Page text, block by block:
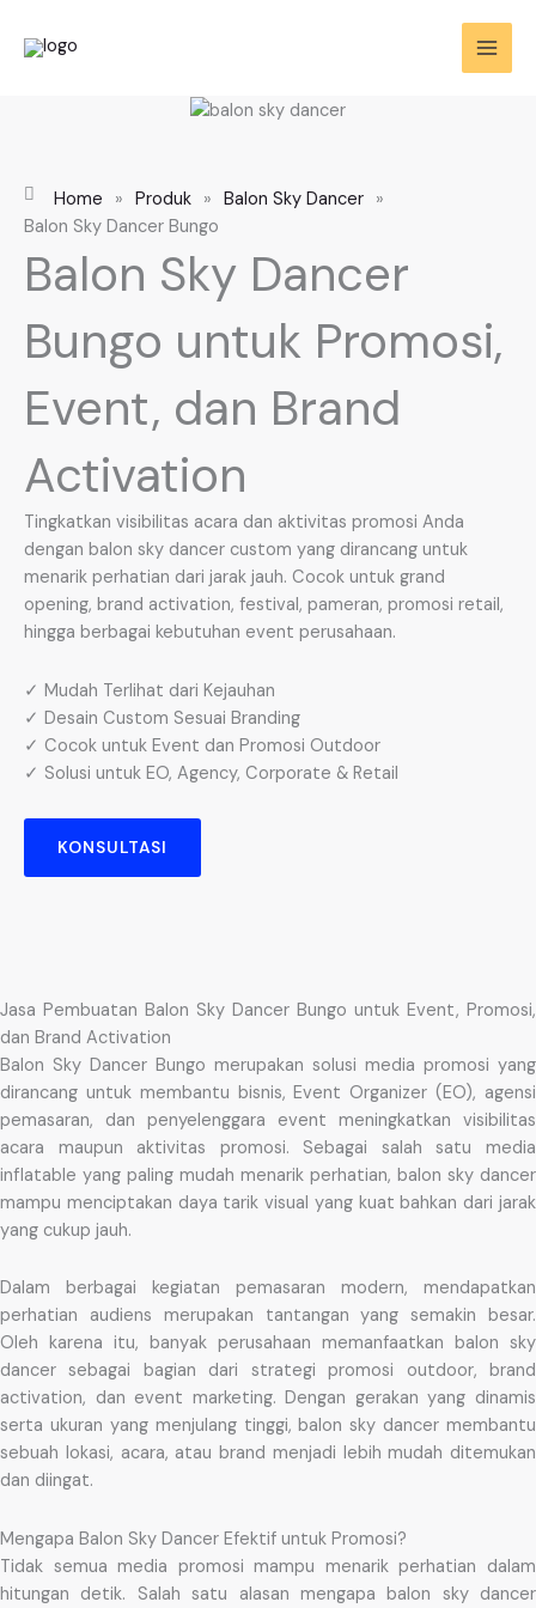
Home » Produk » Balon Sky Dancer
»
Balon Sky Dancer Bungo
Balon Sky Dancer
Bungo untuk Promosi,
Event, dan Brand
Activation
Tingkatkan visibilitas acara dan aktivitas promosi Anda
dengan balon sky dancer custom yang dirancang untuk
menarik perhatian dari jarak jauh. Cocok untuk grand
opening, brand activation, festival, pameran, promosi retail,
hingga berbagai kebutuhan event perusahaan.
✓ Mudah Terlihat dari Kejauhan
✓ Desain Custom Sesuai Branding
✓ Cocok untuk Event dan Promosi Outdoor
✓ Solusi untuk EO, Agency, Corporate & Retail
KONSULTASI
Jasa Pembuatan Balon Sky Dancer Bungo untuk Event, Promosi,
dan Brand Activation
Balon Sky Dancer Bungo merupakan solusi media promosi yang
dirancang untuk membantu bisnis, Event Organizer (EO), agensi
pemasaran, dan penyelenggara event meningkatkan visibilitas
acara maupun aktivitas promosi. Sebagai salah satu media
inflatable yang paling mudah menarik perhatian, balon sky dancer
mampu menciptakan daya tarik visual yang kuat bahkan dari jarak
yang cukup jauh.
Dalam berbagai kegiatan pemasaran modern, mendapatkan
perhatian audiens merupakan tantangan yang semakin besar.
Oleh karena itu, banyak perusahaan memanfaatkan balon sky
dancer sebagai bagian dari strategi promosi outdoor, brand
activation, dan event marketing. Dengan gerakan yang dinamis
serta ukuran yang menjulang tinggi, balon sky dancer membantu
sebuah lokasi, acara, atau brand menjadi lebih mudah ditemukan
dan diingat.
Mengapa Balon Sky Dancer Efektif untuk Promosi?
Tidak semua media promosi mampu menarik perhatian dalam
hitungan detik. Salah satu alasan mengapa balon sky dancer